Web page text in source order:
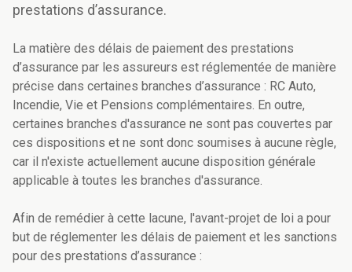
prestations d’assurance.
La matière des délais de paiement des prestations
d’assurance par les assureurs est réglementée de manière
précise dans certaines branches d’assurance : RC Auto,
Incendie, Vie et Pensions complémentaires. En outre,
certaines branches d'assurance ne sont pas couvertes par
ces dispositions et ne sont donc soumises à aucune règle,
car il n'existe actuellement aucune disposition générale
applicable à toutes les branches d'assurance.
Afin de remédier à cette lacune, l'avant-projet de loi a pour
but de réglementer les délais de paiement et les sanctions
pour des prestations d’assurance :